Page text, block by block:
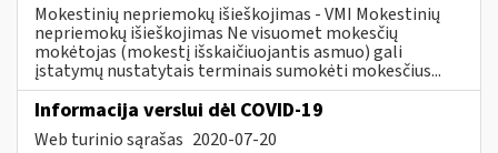
Mokestinių nepriemokų išieškojimas - VMI Mokestinių
nepriemokų išieškojimas Ne visuomet mokesčių
mokėtojas (mokestį išskaičiuojantis asmuo) gali
įstatymų nustatytais terminais sumokėti mokesčius...
Informacija verslui dėl COVID-19
Web turinio sąrašas 2020-07-20